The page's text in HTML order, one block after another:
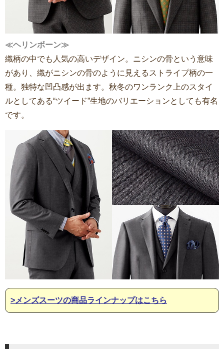
≪ヘリンボーン≫
織柄の中でも人気の高いデザイン。ニシンの骨という意味
があり、織がニシンの骨のように見えるストライプ柄の一
種。独特な凹凸感が出ます。秋冬のワンランク上のスタイ
ルとしてある“ツイード”生地のバリエーションとしても有名
です。
>メンズスーツの商品ラインナップはこちら